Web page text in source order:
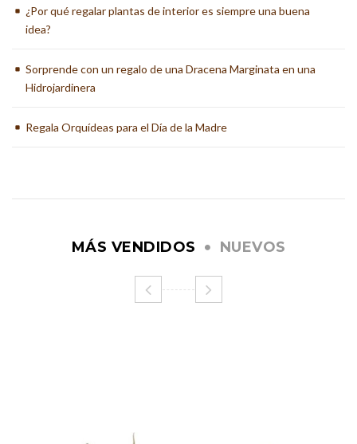
¿Por qué regalar plantas de interior es siempre una buena
idea?
Sorprende con un regalo de una Dracena Marginata en una
Hidrojardinera
Regala Orquídeas para el Día de la Madre
MÁS VENDIDOS NUEVOS